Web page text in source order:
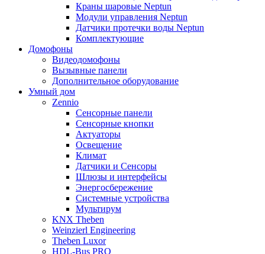
Краны шаровые Neptun
Модули управления Neptun
Датчики протечки воды Neptun
Комплектующие
Домофоны
Видеодомофоны
Вызывные панели
Дополнительное оборудование
Умный дом
Zennio
Сенсорные панели
Сенсорные кнопки
Актуаторы
Освещение
Климат
Датчики и Сенсоры
Шлюзы и интерфейсы
Энергосбережение
Системные устройства
Мультирум
KNX Theben
Weinzierl Engineering
Theben Luxor
HDL-Bus PRO